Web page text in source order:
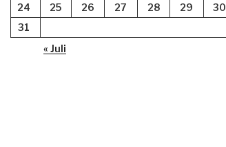
24
25 26 27 28 29
30
31
« Juli